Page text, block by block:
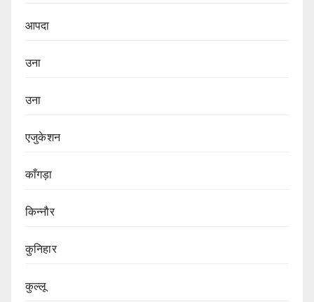
आपदा
उना
उना
एजुकेशन
काँगड़ा
किन्नौर
कुनिहार
कुल्लू